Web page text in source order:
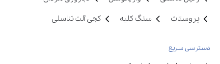
پروستات
سنگ کلیه کجی آلت تناسلی
دسترسی سریع